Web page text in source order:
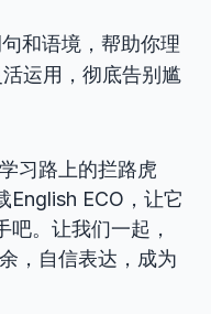
和语境，帮助你理
运用，彻底告别尴
习路上的拦路虎
English ECO，让它
吧。让我们一起，
，自信表达，成为